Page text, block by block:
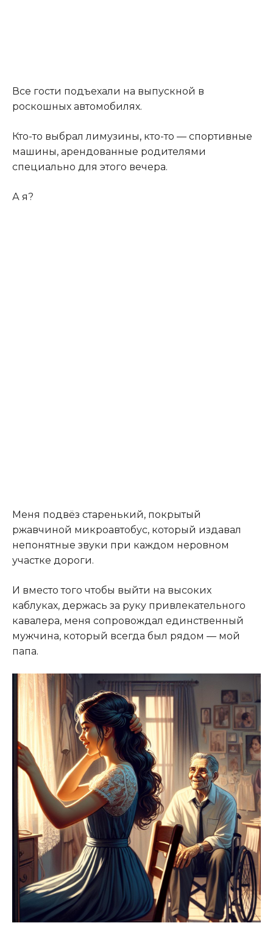
Все гости подъехали на выпускной в
роскошных автомобилях.
Кто-то выбрал лимузины, кто-то — спортивные
машины, арендованные родителями
специально для этого вечера.
А я?
Меня подвёз старенький, покрытый
ржавчиной микроавтобус, который издавал
непонятные звуки при каждом неровном
участке дороги.
И вместо того чтобы выйти на высоких
каблуках, держась за руку привлекательного
кавалера, меня сопровождал единственный
мужчина, который всегда был рядом — мой
папа.